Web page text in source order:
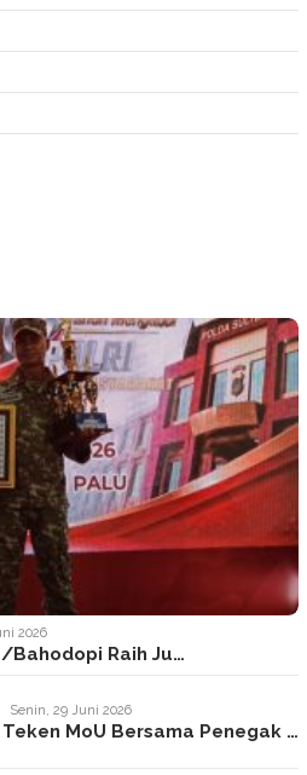
2026
Bahodopi Raih Ju…
Senin, 29 Juni 2026
MoU Bersama Penegak …